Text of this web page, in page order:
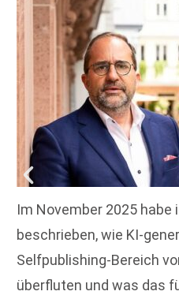
Im November 2025 habe
beschrieben, wie KI-
Selfpublishing-Bereich
überfluten und was das